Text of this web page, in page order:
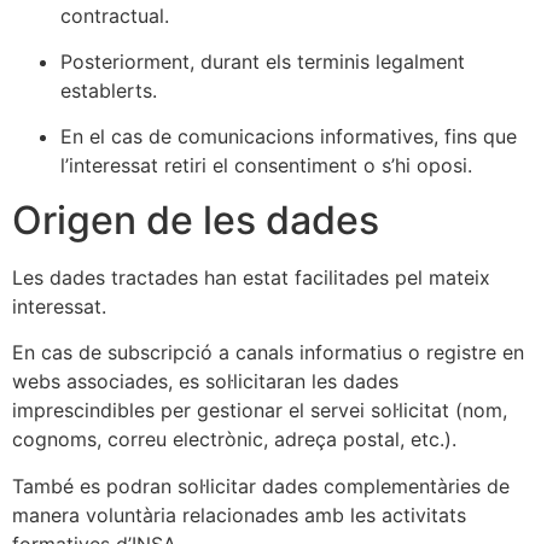
contractual.
Posteriorment, durant els terminis legalment
establerts.
En el cas de comunicacions informatives, fins que
l’interessat retiri el consentiment o s’hi oposi.
Origen de les dades
Les dades tractades han estat facilitades pel mateix
interessat.
En cas de subscripció a canals informatius o registre en
webs associades, es sol·licitaran les dades
imprescindibles per gestionar el servei sol·licitat (nom,
cognoms, correu electrònic, adreça postal, etc.).
També es podran sol·licitar dades complementàries de
manera voluntària relacionades amb les activitats